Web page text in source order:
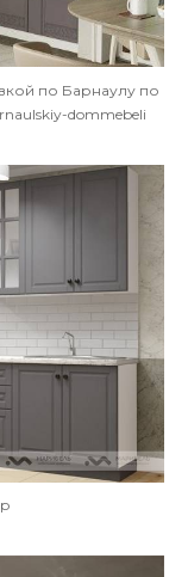
по Барнаулу по
dommebeli